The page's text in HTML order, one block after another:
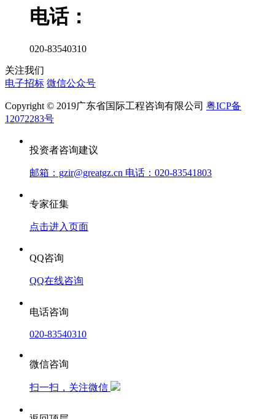
电话：
020-83540310
关注我们
电子招标 微信公众号
Copyright © 2019广东省国际工程咨询有限公司 粤ICP备
12072283号
投资者咨询建议
邮箱：gzir@greatgz.cn 电话：020-83541803
专家征集
点击进入页面
QQ咨询
QQ在线咨询
电话咨询
020-83540310
微信咨询
扫一扫，关注微信